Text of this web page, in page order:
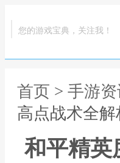
您的游戏宝典，关注我！
首页 > 手游资
高点战术全解
和平精英